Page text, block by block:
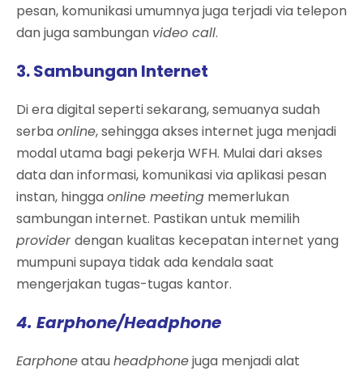
pesan, komunikasi umumnya juga terjadi via telepon
dan juga sambungan video call.
3. Sambungan Internet
Di era digital seperti sekarang, semuanya sudah
serbaonline, sehingga akses internet juga menjadi
modal utama bagi pekerja WFH. Mulai dari akses
data dan informasi, komunikasi via aplikasi pesan
instan, hinggaonline meeting memerlukan
sambungan internet. Pastikan untuk memilih
providerdengan kualitas kecepatan internet yang
mumpuni supaya tidak ada kendala saat
mengerjakan tugas-tugas kantor.
4. Earphone/Headphone
Earphoneatauheadphonejuga menjadi alat